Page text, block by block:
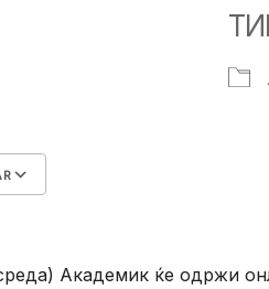
Академик ќе одржи